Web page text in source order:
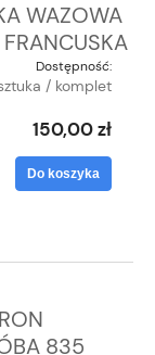
WAZOWA
Dostępność:
/ komplet
150,00 zł
Do koszyka
835